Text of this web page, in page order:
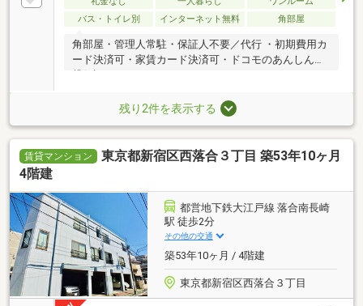
バス・トイレ別
インターネット無料 角部屋
角部屋・管理人常駐・保証人不要／代行 ・初期費用カ
ード決済可・家賃カード決済可・ドコモのあんしん賃
貸保証
残り2件を表示する
賃貸マンション
東京都新宿区西落合３丁目 築53年10ヶ月
4階建
都営地下鉄大江戸線 落合南長崎
駅 徒歩2分
その他の交通
築53年10ヶ月 / 4階建
東京都新宿区西落合３丁目